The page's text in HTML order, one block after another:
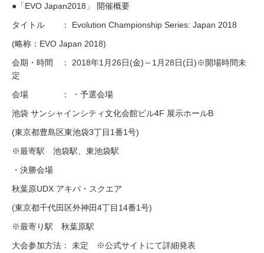
●「EVO Japan2018」 開催概要
タイトル ： Evolution Championship Series: Japan 2018
(略称：EVO Japan 2018)
会期・時間 ： 2018年1月26日(金)～1月28日(日)※開場時間未
定
会場 ： ・予選会場
池袋 サンシャインシティ文化会館ビル4F 展示ホールB
(東京都豊島区東池袋3丁目1番1号)
※最寄駅 池袋駅、東池袋駅
・決勝会場
秋葉原UDX アキバ・スクエア
(東京都千代田区外神田4丁目14番1号)
※最寄り駅 秋葉原駅
大会参加方法： 未定 ※公式サイトにて詳細発表